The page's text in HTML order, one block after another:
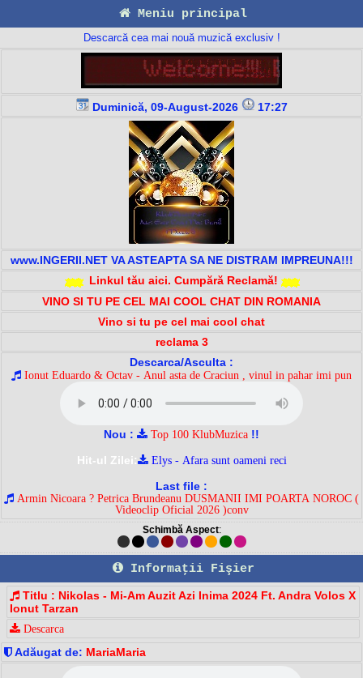
Meniu principal
Descarcă cea mai nouă muzică exclusiv !
Duminică, 09-August-2026 17:27
www.INGERII.NET VA ASTEAPTA SA NE DISTRAM IMPREUNA!!!
Linkul tău aici. Cumpără Reclamă!
VINO SI TU PE CEL MAI COOL CHAT DIN ROMANIA
Vino si tu pe cel mai cool chat
reclama 3
Descarca/Asculta :
Ionut Eduardo & Octav - Anul asta de Craciun , vinul in pahar imi pun
Nou : Top 100 KlubMuzica !!
Hit-ul Zilei:
Elys - Afara sunt oameni reci
Last file :
Armin Nicoara ? Petrica Brundeanu DUSMANII IMI POARTA NOROC (
Videoclip Oficial 2026 )conv
Schimbă Aspect:
Informaţii Fişier
Titlu : Nikolas - Mi-Am Auzit Azi Inima 2024 Ft. Andra Volos X
Ionut Tarzan
Descarca
Adăugat de: MariaMaria